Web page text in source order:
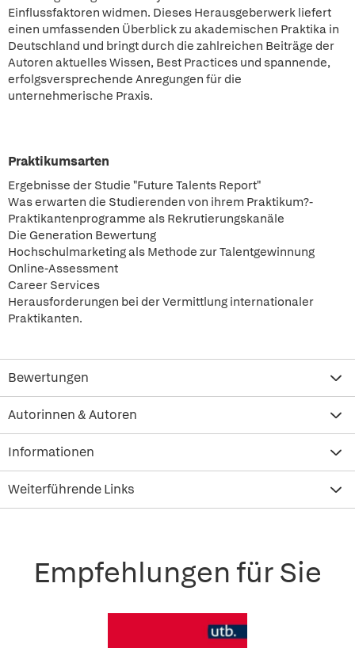
Einflussfaktoren widmen. Dieses Herausgeberwerk liefert
einen umfassenden Überblick zu akademischen Praktika in
Deutschland und bringt durch die zahlreichen Beiträge der
Autoren aktuelles Wissen, Best Practices und spannende,
erfolgsversprechende Anregungen für die
unternehmerische Praxis.
Praktikumsarten
Ergebnisse der Studie "Future Talents Report"
Was erwarten die Studierenden von ihrem Praktikum?-
Praktikantenprogramme als Rekrutierungskanäle
Die Generation Bewertung
Hochschulmarketing als Methode zur Talentgewinnung
Online-Assessment
Career Services
Herausforderungen bei der Vermittlung internationaler
Praktikanten.
Bewertungen
Autorinnen & Autoren
Informationen
Weiterführende Links
Empfehlungen für Sie